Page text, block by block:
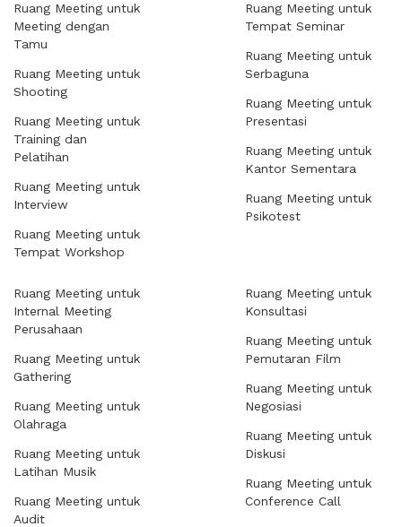
Ruang Meeting untuk
Meeting dengan
Tamu
Ruang Meeting untuk
Shooting
Ruang Meeting untuk
Training dan
Pelatihan
Ruang Meeting untuk
Interview
Ruang Meeting untuk
Tempat Workshop
Ruang Meeting untuk
Tempat Seminar
Ruang Meeting untuk
Serbaguna
Ruang Meeting untuk
Presentasi
Ruang Meeting untuk
Kantor Sementara
Ruang Meeting untuk
Psikotest
Ruang Meeting untuk
Internal Meeting
Perusahaan
Ruang Meeting untuk
Gathering
Ruang Meeting untuk
Olahraga
Ruang Meeting untuk
Latihan Musik
Ruang Meeting untuk
Audit
Ruang Meeting untuk
Konsultasi
Ruang Meeting untuk
Pemutaran Film
Ruang Meeting untuk
Negosiasi
Ruang Meeting untuk
Diskusi
Ruang Meeting untuk
Conference Call